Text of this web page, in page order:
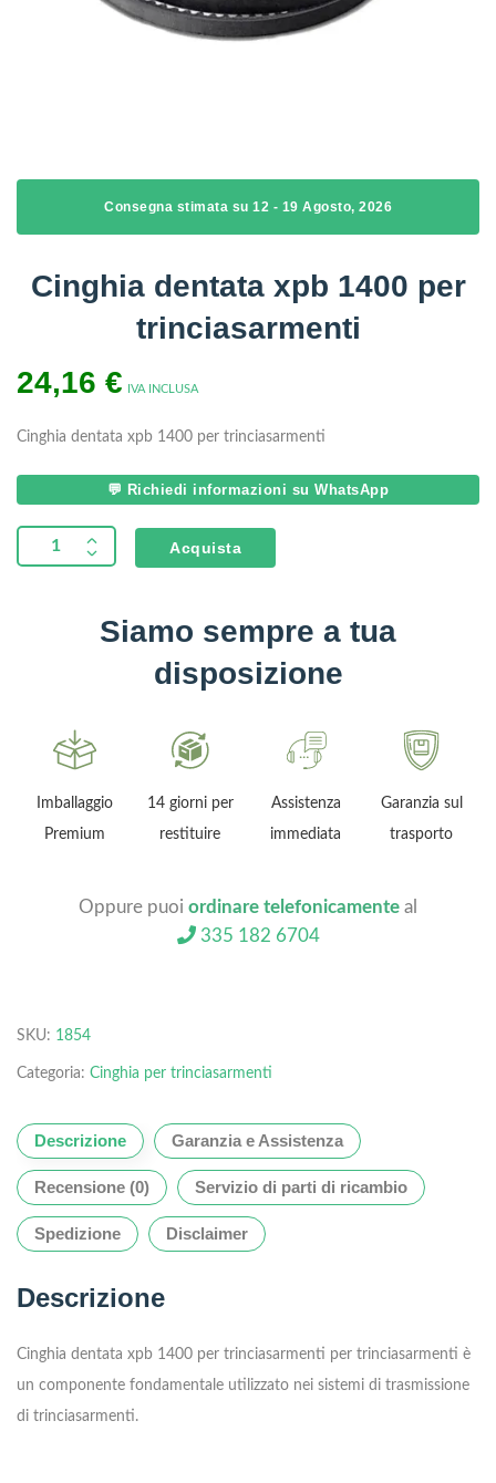
Consegna stimata su 12 - 19 Agosto, 2026
Cinghia dentata xpb 1400 per
trinciasarmenti
24,16 € IVA INCLUSA
Cinghia dentata xpb 1400 per trinciasarmenti
💬 Richiedi informazioni su WhatsApp
Acquista
Siamo sempre a tua
disposizione
Imballaggio
Premium
14 giorni per
restituire
Assistenza
immediata
Garanzia sul
trasporto
Oppure puoi ordinare telefonicamente al
335 182 6704
SKU: 1854
Categoria: Cinghia per trinciasarmenti
Descrizione Garanzia e Assistenza
Recensione (0) Servizio di parti di ricambio
Spedizione Disclaimer
Descrizione
Cinghia dentata xpb 1400 per trinciasarmenti per trinciasarmenti è
un componente fondamentale utilizzato nei sistemi di trasmissione
di trinciasarmenti.